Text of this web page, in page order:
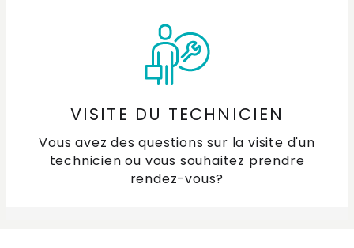
VISITE DU TECHNICIEN
Vous avez des questions sur la visite d'un
technicien ou vous souhaitez prendre
rendez-vous?